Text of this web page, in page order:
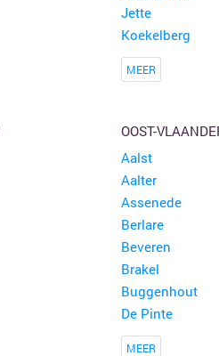
Jette
Koekelberg
MEER
OOST-
Aalst
Aalter
Assenede
Berlare
Beveren
Brakel
Buggenhout
De Pinte
MEER